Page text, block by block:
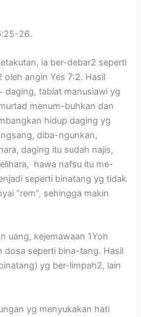
26.
ia ber-debar2 seperti
angin Yes 7:2. Hasil
daging, tabiat manusiawi yg
menum-buhkan dan
hidup daging yg
diba-ngunkan,
daging itu sudah najis,
hawa nafsu itu me-
seperti binatang yg tidak
“rem”, sehingga makin
uang, kejemawaan 1Yoh
dosa seperti bina-tang. Hasil
yg ber-limpah2, lain
yg menyukakan hati